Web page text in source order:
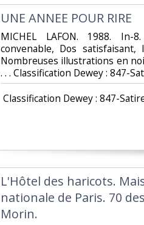
‎UNE ANNEE POUR RIRE‎
‎MICHEL LAFON. 1988.
convenable, Dos
Nombreuses illustrations en
. . . Classification Dewey : 847-
Classification Dewey : 847-
‎L'Hôtel des haricots.
nationale de Paris. 70
Morin.‎